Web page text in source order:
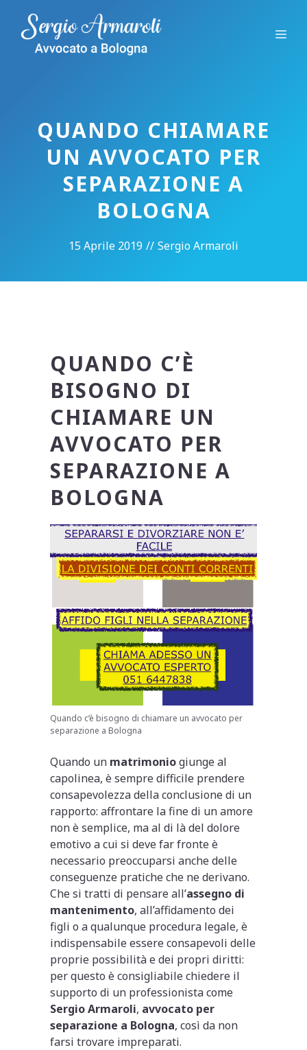
contenuto
QUANDO CHIAMARE
UN AVVOCATO PER
SEPARAZIONE A
BOLOGNA
15 Aprile 2019 // Sergio Armaroli
QUANDO C’È
BISOGNO DI
CHIAMARE UN
AVVOCATO PER
SEPARAZIONE A
BOLOGNA
Quando c’è bisogno di chiamare un avvocato per
separazione a Bologna
Quando un matrimoniogiunge al
capolinea, è sempre difficile prendere
consapevolezza della conclusione di un
rapporto: affrontare la fine di un amore
non è semplice, ma al di là del dolore
emotivo a cui si deve far fronte è
necessario preoccuparsi anche delle
conseguenze pratiche che ne derivano.
Che si tratti di pensare all’assegno di
mantenimento, all’affidamento dei
figli o a qualunque procedura legale, è
indispensabile essere consapevoli delle
proprie possibilità e dei propri diritti:
per questo è consigliabile chiedere il
supporto di un professionista come
Sergio Armaroli, avvocato per
separazione a Bologna, così da non
farsi trovare impreparati.